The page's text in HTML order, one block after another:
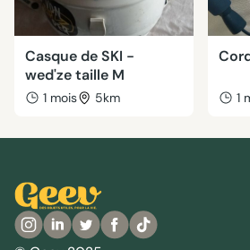
Casque de SKI -
wed'ze taille M
1 mois 5km 1